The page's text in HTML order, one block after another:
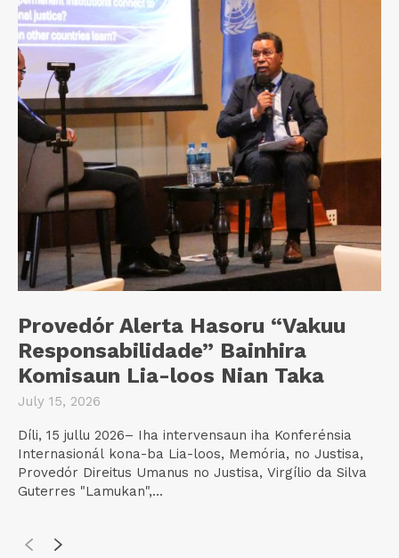
Provedór Alerta Hasoru “Vakuu
Responsabilidade” Bainhira
Komisaun Lia-loos Nian Taka
July 15, 2026
Díli, 15 jullu 2026– Iha intervensaun iha Konferénsia
Internasionál kona-ba Lia-loos, Memória, no Justisa,
Provedór Direitus Umanus no Justisa, Virgílio da Silva
Guterres "Lamukan",...